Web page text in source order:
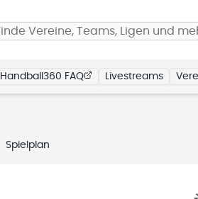
Vereine, Teams, Ligen und
Handball360 FAQ Livestreams
Spielplan